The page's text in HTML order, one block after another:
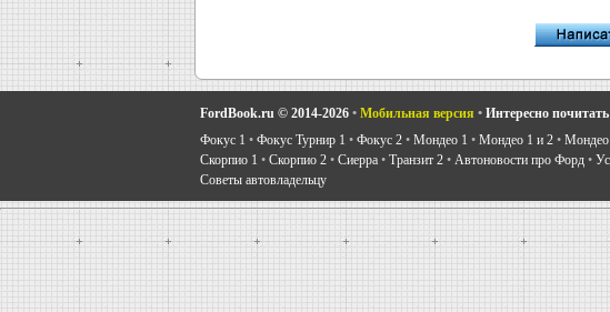
FordBook.ru © 2014-2026 • Мобильная версия • Интересно почитать
Фокус 1 • Фокус Турнир 1 • Фокус 2 • Мондео 1 • Мондео 1 и 2 •
Скорпио 1 • Скорпио 2 • Сиерра • Транзит 2 • Автоновости про Форд •
Советы автовладельцу